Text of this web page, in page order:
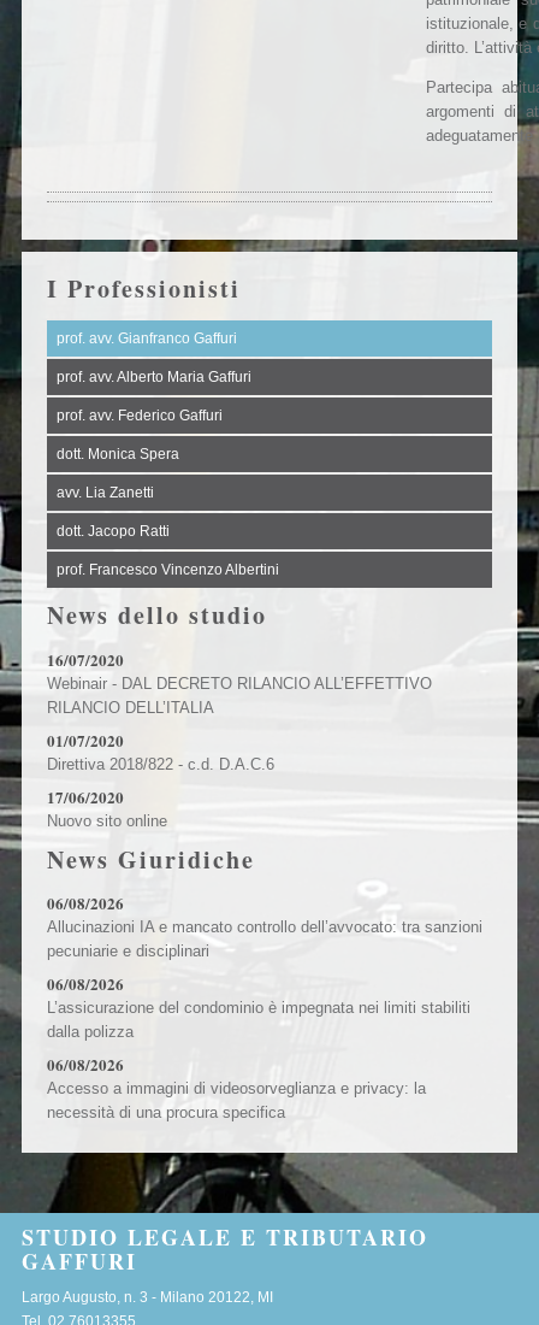
istituzionale, e
diritto. L’attività
Partecipa
argomenti di
adeguatamente
I Professionisti
prof. avv. Gianfranco Gaffuri
prof. avv. Alberto Maria Gaffuri
prof. avv. Federico Gaffuri
dott. Monica Spera
avv. Lia Zanetti
dott. Jacopo Ratti
prof. Francesco Vincenzo Albertini
News dello studio
16/07/2020
Webinair - DAL DECRETO RILANCIO ALL’EFFETTIVO
RILANCIO DELL’ITALIA
01/07/2020
Direttiva 2018/822 - c.d. D.A.C.6
17/06/2020
Nuovo sito online
News Giuridiche
06/08/2026
Allucinazioni IA e mancato controllo dell’avvocato: tra sanzioni
pecuniarie e disciplinari
06/08/2026
L’assicurazione del condominio è impegnata nei limiti stabiliti
dalla polizza
06/08/2026
Accesso a immagini di videosorveglianza e privacy: la
necessità di una procura specifica
STUDIO LEGALE E TRIBUTARIO
GAFFURI
Largo Augusto, n. 3 - Milano 20122, MI
Tel. 02.76013355